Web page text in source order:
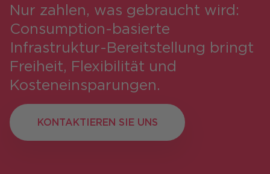
Nur zahlen, was gebraucht wird:
Consumption-basierte
Infrastruktur-Bereitstellung bringt
Freiheit, Flexibilität und
Kosteneinsparungen.
KONTAKTIEREN SIE UNS
KONTAKTIEREN SIE UNS